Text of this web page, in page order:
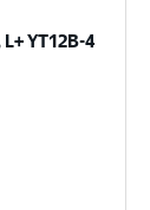
YT12B-4